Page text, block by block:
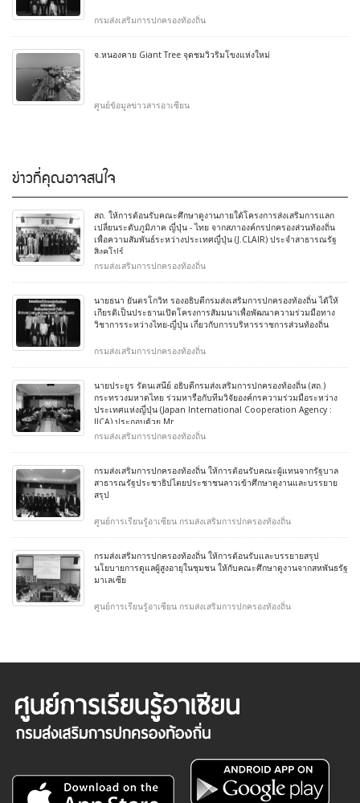
กรมส่งเสริมการปกครองท้องถิ่น
จ.หนองคาย Giant Tree จุดชมวิวริมโขงแห่งใหม่
ศูนย์ข้อมูลข่าวสารอาเซียน
ข่าวที่คุณอาจสนใจ
สถ. ให้การต้อนรับคณะศึกษาดูงานภายใต้โครงการส่งเสริมการแลก
เปลี่ยนระดับภูมิภาค ญี่ปุ่น - ไทย จากสภาองค์กรปกครองส่วนท้องถิ่น
เพื่อความสัมพันธ์ระหว่างประเทศญี่ปุ่น (J.CLAIR) ประจำสาธารณรัฐ
สิงคโปร์
กรมส่งเสริมการปกครองท้องถิ่น
นายธนา ยันตรโกวิท รองอธิบดีกรมส่งเสริมการปกครองท้องถิ่น ได้ให้
เกียรติเป็นประธานเปิดโครงการสัมมนาเพื่อพัฒนาความร่วมมือทาง
วิชาการระหว่างไทย-ญี่ปุ่น เกี่ยวกับการบริหารราชการส่วนท้องถิ่น
กรมส่งเสริมการปกครองท้องถิ่น
นายประยูร รัตนเสนีย์ อธิบดีกรมส่งเสริมการปกครองท้องถิ่น (สถ.)
กระทรวงมหาดไทย ร่วมหารือกับทีมวิจัยองค์กรความร่วมมือระหว่าง
ประเทศแห่งญี่ปุ่น (Japan International Cooperation Agency :
JICA) ประกอบด้วย Mr
กรมส่งเสริมการปกครองท้องถิ่น
กรมส่งเสริมการปกครองท้องถิ่น ให้การต้อนรับคณะผู้แทนจากรัฐบาล
สาธารณรัฐประชาธิปไตยประชาชนลาวเข้าศึกษาดูงานและบรรยาย
สรุป
ศูนย์การเรียนรู้อาเซียน กรมส่งเสริมการปกครองท้องถิ่น
กรมส่งเสริมการปกครองท้องถิ่น ให้การต้อนรับและบรรยายสรุป
นโยบายการดูแลผู้สูงอายุในชุมชน ให้กับคณะศึกษาดูงานจากสหพันธรัฐ
มาเลเซีย
ศูนย์การเรียนรู้อาเซียน กรมส่งเสริมการปกครองท้องถิ่น